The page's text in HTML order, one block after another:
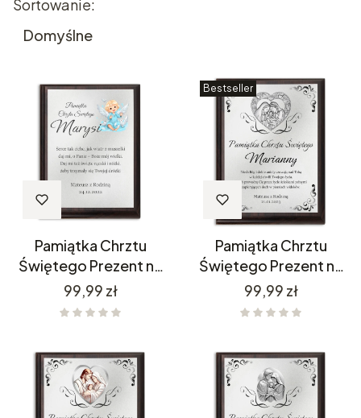
Lista produktów
Sortowanie:
Domyślne
Pamiątka Chrztu
Świętego Prezent na
Chrzest PC16
Cena
99,99 zł
Bestseller
Pamiątka Chrztu
Świętego Prezent na
Chrzest PC17
Cena
99,99 zł